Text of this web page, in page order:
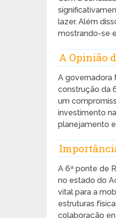
lazer. Além
mostrando-se
A Opinião
A governadora
construção da
um
investimento
planejamento
A 6ª ponte de
no estado do
vital para a
estruturas
colaboração